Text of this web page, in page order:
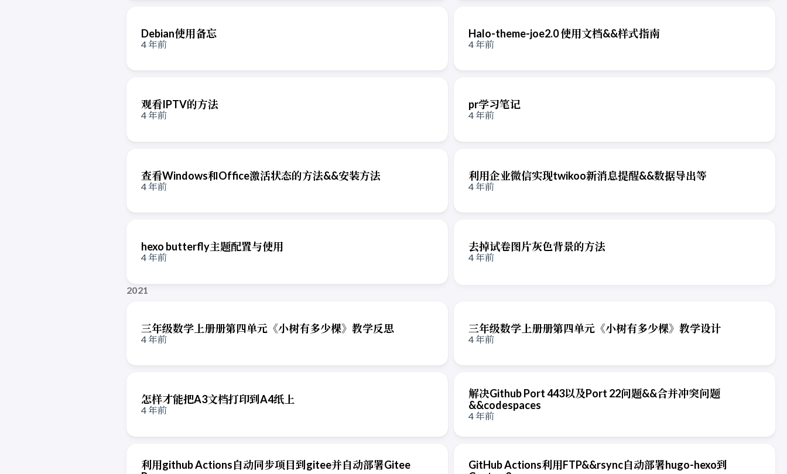
Debian使用备忘
4 年前
Halo-theme-joe2.0 使用文档&&样式指南
4 年前
观看IPTV的方法
4 年前
pr学习笔记
4 年前
查看Windows和Office激活状态的方法&&安装方法
4 年前
利用企业微信实现twikoo新消息提醒&&数据导出等
4 年前
hexo butterfly主题配置与使用
4 年前
去掉试卷图片灰色背景的方法
4 年前
2021
三年级数学上册册第四单元《小树有多少棵》教学反思
4 年前
三年级数学上册册第四单元《小树有多少棵》教学设计
4 年前
怎样才能把A3文档打印到A4纸上
4 年前
解决Github Port 443以及Port 22问题&&合并冲突问题
&&codespaces
4 年前
利用github Actions自动同步项目到gitee并自动部署Gitee
GitHub Actions利用FTP&&rsync自动部署hugo-hexo到